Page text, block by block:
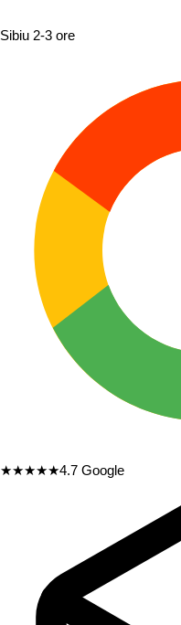
Sibiu 2-3 ore
★★★★★4.7 Google